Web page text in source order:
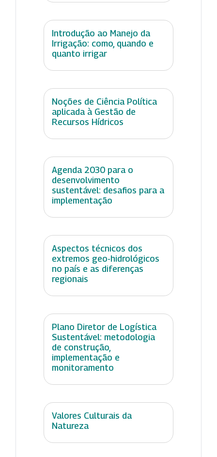
Introdução ao Manejo da
Irrigação: como, quando e
quanto irrigar
Noções de Ciência Política
aplicada à Gestão de
Recursos Hídricos
Agenda 2030 para o
desenvolvimento
sustentável: desafios para a
implementação
Aspectos técnicos dos
extremos geo-hidrológicos
no país e as diferenças
regionais
Plano Diretor de Logística
Sustentável: metodologia
de construção,
implementação e
monitoramento
Valores Culturais da
Natureza